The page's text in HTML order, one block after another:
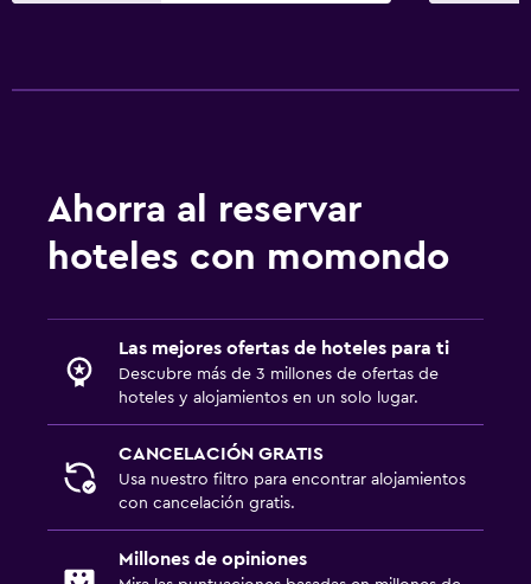
Ahorra al reservar
hoteles con momondo
Las mejores ofertas de hoteles para ti
Descubre más de 3 millones de ofertas de
hoteles y alojamientos en un solo lugar.
CANCELACIÓN GRATIS
Usa nuestro filtro para encontrar alojamientos
con cancelación gratis.
Millones de opiniones